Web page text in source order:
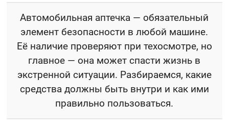
Автомобильная аптечка — обязательный
элемент безопасности в любой машине.
Её наличие проверяют при техосмотре, но
главное — она может спасти жизнь в
экстренной ситуации. Разбираемся, какие
средства должны быть внутри и как ими
правильно пользоваться.